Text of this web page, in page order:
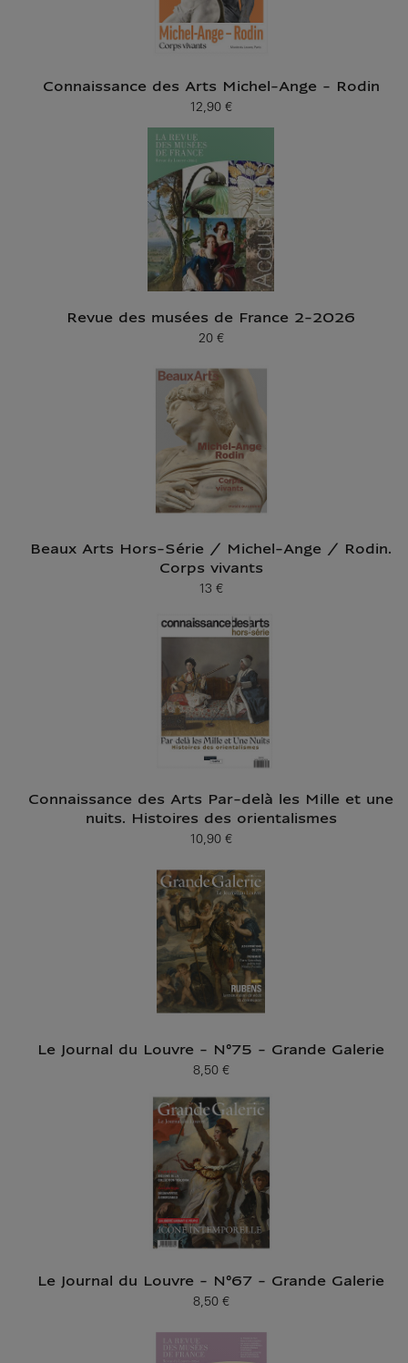
Connaissance des Arts Michel-Ange - Rodin
Prix ​​actuel
12,90 €
Revue des musées de France 2-2026
Prix ​​actuel
20 €
Beaux Arts Hors-Série / Michel-Ange / Rodin.
Corps vivants
Prix ​​actuel
13 €
Connaissance des Arts Par-delà les Mille et une
nuits. Histoires des orientalismes
Prix ​​actuel
10,90 €
Le Journal du Louvre - N°75 - Grande Galerie
Prix ​​actuel
8,50 €
Le Journal du Louvre - N°67 - Grande Galerie
Prix ​​actuel
8,50 €